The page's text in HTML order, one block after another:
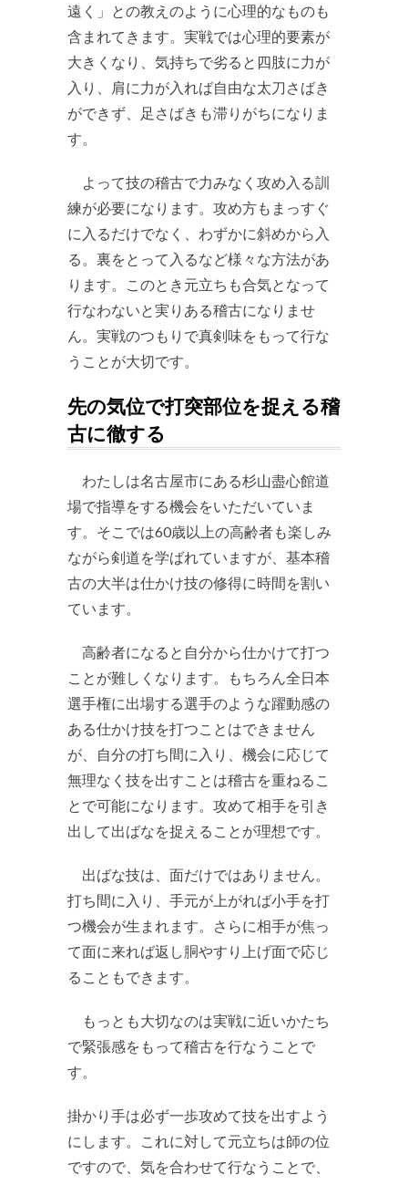
遠く」との教えのように心理的なものも
含まれてきます。実戦では心理的要素が
大きくなり、気持ちで劣ると四肢に力が
入り、肩に力が入れば自由な太刀さばき
ができず、足さばきも滞りがちになりま
す。
よって技の稽古で力みなく攻め入る訓
練が必要になります。攻め方もまっすぐ
に入るだけでなく、わずかに斜めから入
る。裏をとって入るなど様々な方法があ
ります。このとき元立ちも合気となって
行なわないと実りある稽古になりませ
ん。実戦のつもりで真剣味をもって行な
うことが大切です。
先の気位で打突部位を捉える稽
古に徹する
わたしは名古屋市にある杉山盡心館道
場で指導をする機会をいただいていま
す。そこでは60歳以上の高齢者も楽しみ
ながら剣道を学ばれていますが、基本稽
古の大半は仕かけ技の修得に時間を割い
ています。
高齢者になると自分から仕かけて打つ
ことが難しくなります。もちろん全日本
選手権に出場する選手のような躍動感の
ある仕かけ技を打つことはできません
が、自分の打ち間に入り、機会に応じて
無理なく技を出すことは稽古を重ねるこ
とで可能になります。攻めて相手を引き
出して出ばなを捉えることが理想です。
出ばな技は、面だけではありません。
打ち間に入り、手元が上がれば小手を打
つ機会が生まれます。さらに相手が焦っ
て面に来れば返し胴やすり上げ面で応じ
ることもできます。
もっとも大切なのは実戦に近いかたち
で緊張感をもって稽古を行なうことで
す。
掛かり手は必ず一歩攻めて技を出すよう
にします。これに対して元立ちは師の位
ですので、気を合わせて行なうことで、